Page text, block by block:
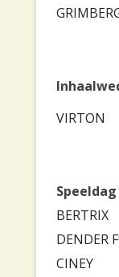
VIRTON
BERTRIX
DENDER
CINEY